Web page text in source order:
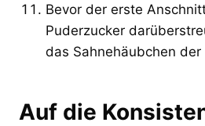
Bevor der erste
Puderzucker
das Sahnehäubchen der
Auf die